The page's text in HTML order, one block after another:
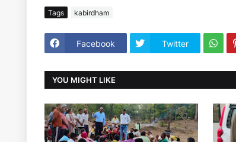
Tags kabirdham
Facebook Twitter
YOU MIGHT LIKE